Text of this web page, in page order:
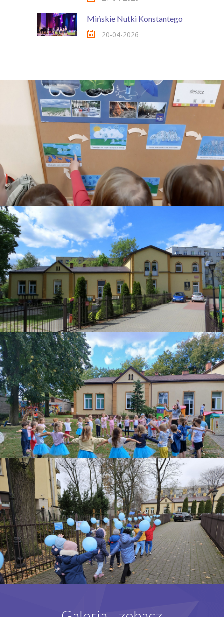
Mińskie Nutki Konstantego
20-04-2026